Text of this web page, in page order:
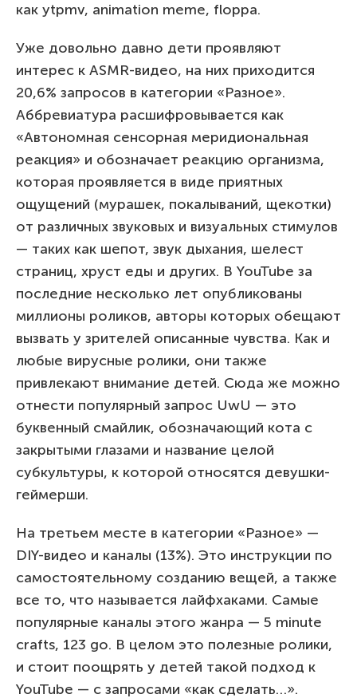
как ytpmv, animation meme, floppa.
Уже довольно давно дети проявляют
интерес к ASMR-видео, на них приходится
20,6% запросов в категории «Разное».
Аббревиатура расшифровывается как
«Автономная сенсорная меридиональная
реакция» и обозначает реакцию организма,
которая проявляется в виде приятных
ощущений (мурашек, покалываний, щекотки)
от различных звуковых и визуальных стимулов
— таких как шепот, звук дыхания, шелест
страниц, хруст еды и других. В YouTube за
последние несколько лет опубликованы
миллионы роликов, авторы которых обещают
вызвать у зрителей описанные чувства. Как и
любые вирусные ролики, они также
привлекают внимание детей. Сюда же можно
отнести популярный запрос UwU — это
буквенный смайлик, обозначающий кота с
закрытыми глазами и название целой
субкультуры, к которой относятся девушки-
геймерши.
На третьем месте в категории «Разное» —
DIY-видео и каналы (13%). Это инструкции по
самостоятельному созданию вещей, а также
все то, что называется лайфхаками. Самые
популярные каналы этого жанра — 5 minute
crafts, 123 go. В целом это полезные ролики,
и стоит поощрять у детей такой подход к
YouTube — с запросами «как сделать…».